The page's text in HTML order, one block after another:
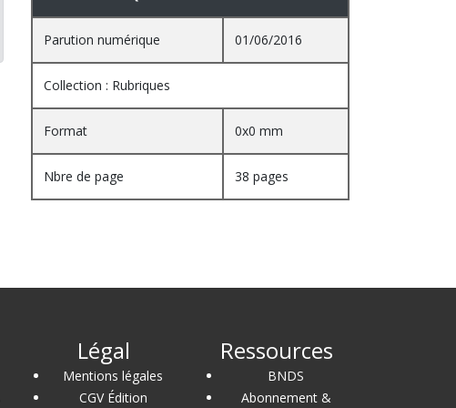
Parution numérique 01/06/2016
Collection : Rubriques
Format 0x0 mm
Nbre de page 38 pages
Légal
Mentions légales
CGV Édition
Ressources
BNDS
Abonnement &